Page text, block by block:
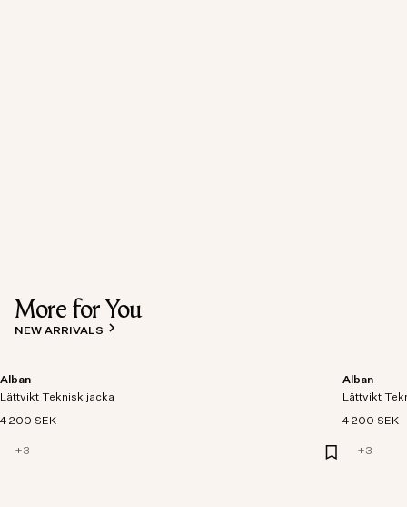
More for You
NEW ARRIVALS
Alban
Lättvikt Teknisk jacka
4 200 SEK
+3
Alban
Lättvikt
4 200 SEK
+3